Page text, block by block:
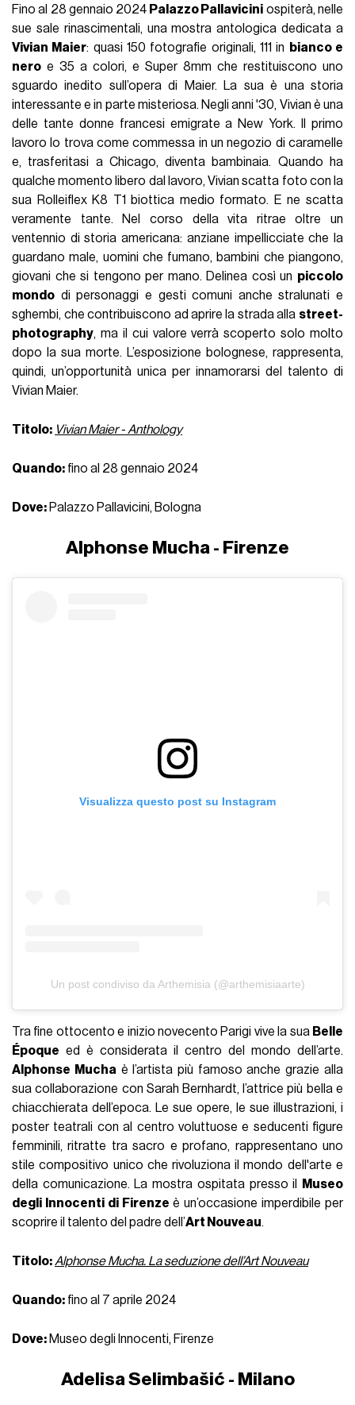
Fino al 28 gennaio 2024 Palazzo Pallavicini ospiterà, nelle
sue sale rinascimentali, una mostra antologica dedicata a
Vivian Maier: quasi 150 fotografie originali, 111 in
bianco e
nero e 35 a colori, e Super 8mm che restituiscono uno
sguardo inedito sull’opera di Maier. La sua è una storia
interessante e in parte misteriosa. Negli anni '30, Vivian è una
delle tante donne francesi emigrate a New York. Il primo
lavoro lo trova come commessa in un negozio di caramelle
e, trasferitasi a Chicago, diventa bambinaia. Quando ha
qualche momento libero dal lavoro, Vivian scatta foto con la
sua Rolleiflex K8 T1 biottica medio formato. E ne scatta
veramente tante. Nel corso della vita ritrae oltre un
ventennio di storia americana: anziane impellicciate che la
guardano male, uomini che fumano, bambini che piangono,
giovani che si tengono per mano. Delinea così un piccolo
mondo di personaggi e gesti comuni anche stralunati e
sghembi, che contribuiscono ad aprire la strada alla street-
photography, ma il cui valore verrà scoperto solo molto
dopo la sua morte. L’esposizione bolognese, rappresenta,
quindi, un’opportunità unica per innamorarsi del talento di
Vivian Maier.
Titolo: Vivian Maier - Anthology
Quando: fino al 28 gennaio 2024
Dove: Palazzo Pallavicini, Bologna
Alphonse Mucha - Firenze
Visualizza questo post su Instagram
Un post condiviso da Arthemisia (@arthemisiaarte)
Tra fine ottocento e inizio novecento Parigi vive la sua Belle
Époque ed è considerata il centro del mondo dell’arte.
Alphonse Mucha è l’artista più famoso anche grazie alla
sua collaborazione con Sarah Bernhardt, l’attrice più bella e
chiacchierata dell’epoca. Le sue opere, le sue illustrazioni, i
poster teatrali con al centro voluttuose e seducenti figure
femminili, ritratte tra sacro e profano, rappresentano uno
stile compositivo unico che rivoluziona il mondo dell'arte e
della comunicazione. La mostra ospitata presso il
Museo
degli Innocenti di Firenze è un’occasione imperdibile per
scoprire il talento del padre dell’Art Nouveau.
Titolo: Alphonse Mucha. La seduzione dell’Art Nouveau
Quando: fino al 7 aprile 2024
Dove: Museo degli Innocenti, Firenze
Adelisa Selimbašić - Milano